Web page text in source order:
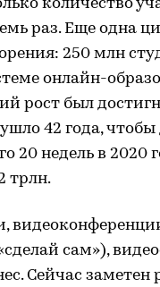
количество
раз. Еще одна
250 млн
онлайн-
рост был
42 года, чтобы
20 недель в 2020
трлн.
сам»),
Сейчас заметен